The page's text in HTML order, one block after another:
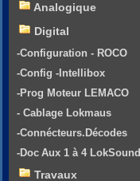
Analogique
Digital
-Configuration - ROCO
-Config -Intellibox
-Prog Moteur LEMACO
- Cablage Lokmaus
-Connécteurs.Décodes
-Doc Aux 1 à 4 LokSound
Travaux